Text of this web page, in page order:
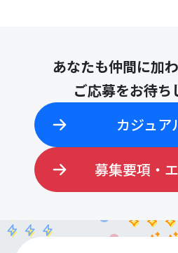
あなたも仲間に加
ご応募をお待ち
カジュア
募集要項・